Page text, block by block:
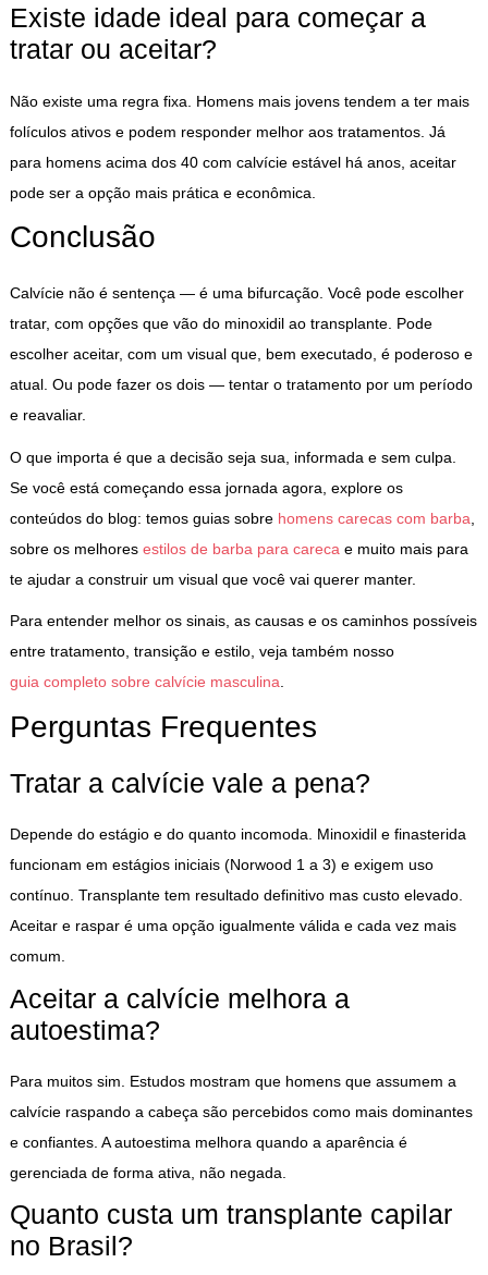
Existe idade ideal para começar a
tratar ou aceitar?
Não existe uma regra fixa. Homens mais jovens tendem a ter mais
folículos ativos e podem responder melhor aos tratamentos. Já
para homens acima dos 40 com calvície estável há anos, aceitar
pode ser a opção mais prática e econômica.
Conclusão
Calvície não é sentença — é uma bifurcação. Você pode escolher
tratar, com opções que vão do minoxidil ao transplante. Pode
escolher aceitar, com um visual que, bem executado, é poderoso e
atual. Ou pode fazer os dois — tentar o tratamento por um período
e reavaliar.
O que importa é que a decisão seja sua, informada e sem culpa.
Se você está começando essa jornada agora, explore os
conteúdos do blog: temos guias sobre homens carecas com barba
sobre os melhores estilos de barba para careca e muito mais para
te ajudar a construir um visual que você vai querer manter.
Para entender melhor os sinais, as causas e os caminhos possíveis
entre tratamento, transição e estilo, veja também nosso
guia completo sobre calvície masculina.
Perguntas Frequentes
Tratar a calvície vale a pena?
Depende do estágio e do quanto incomoda. Minoxidil e finasterida
funcionam em estágios iniciais (Norwood 1 a 3) e exigem uso
contínuo. Transplante tem resultado definitivo mas custo elevado.
Aceitar e raspar é uma opção igualmente válida e cada vez mais
comum.
Aceitar a calvície melhora a
autoestima?
Para muitos sim. Estudos mostram que homens que assumem a
calvície raspando a cabeça são percebidos como mais dominantes
e confiantes. A autoestima melhora quando a aparência é
gerenciada de forma ativa, não negada.
Quanto custa um transplante capilar
no Brasil?